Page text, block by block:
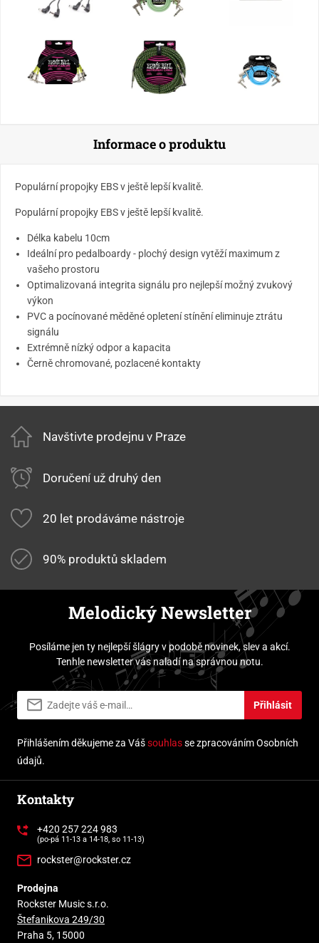
Informace o produktu
Populární propojky EBS v ještě lepší kvalitě.
Populární propojky EBS v ještě lepší kvalitě.
Délka kabelu 10cm
Ideální pro pedalboardy - plochý design vytěží maximum z
vašeho prostoru
Optimalizovaná integrita signálu pro nejlepší možný zvukový
výkon
PVC a pocínované měděné opletení stínění eliminuje ztrátu
signálu
Extrémně nízký odpor a kapacita
Černě chromované, pozlacené kontakty
Navštivte prodejnu v Praze
Doručení už druhý den
20 let prodáváme nástroje
90% produktů skladem
Melodický Newsletter
Posíláme jen ty nejlepší šlágry v podobě novinek, slev a akcí.
Tenhle newsletter vás naladí na správnou notu.
Přihlásit
Přihlášením děkujeme za Vášsouhlasse zpracováním Osobních
údajů.
Kontakty
+420 257 224 983
(po-pá 11-13 a 14-18, so 11-13)
rockster@rockster.cz
Prodejna
Rockster Music s.r.o.
Štefanikova 249/30
Praha 5, 15000